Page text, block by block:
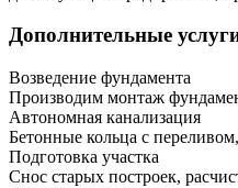
Дополнительные
Возведение фундамента
Производим монтаж
Автономная канализация
Бетонные кольца с
Подготовка участка
Снос старых построек,